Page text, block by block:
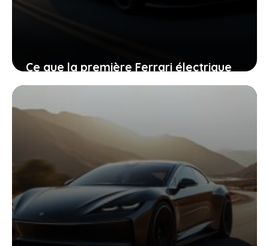
Ce que la première Ferrari électrique
vous offre et pourquoi il serait